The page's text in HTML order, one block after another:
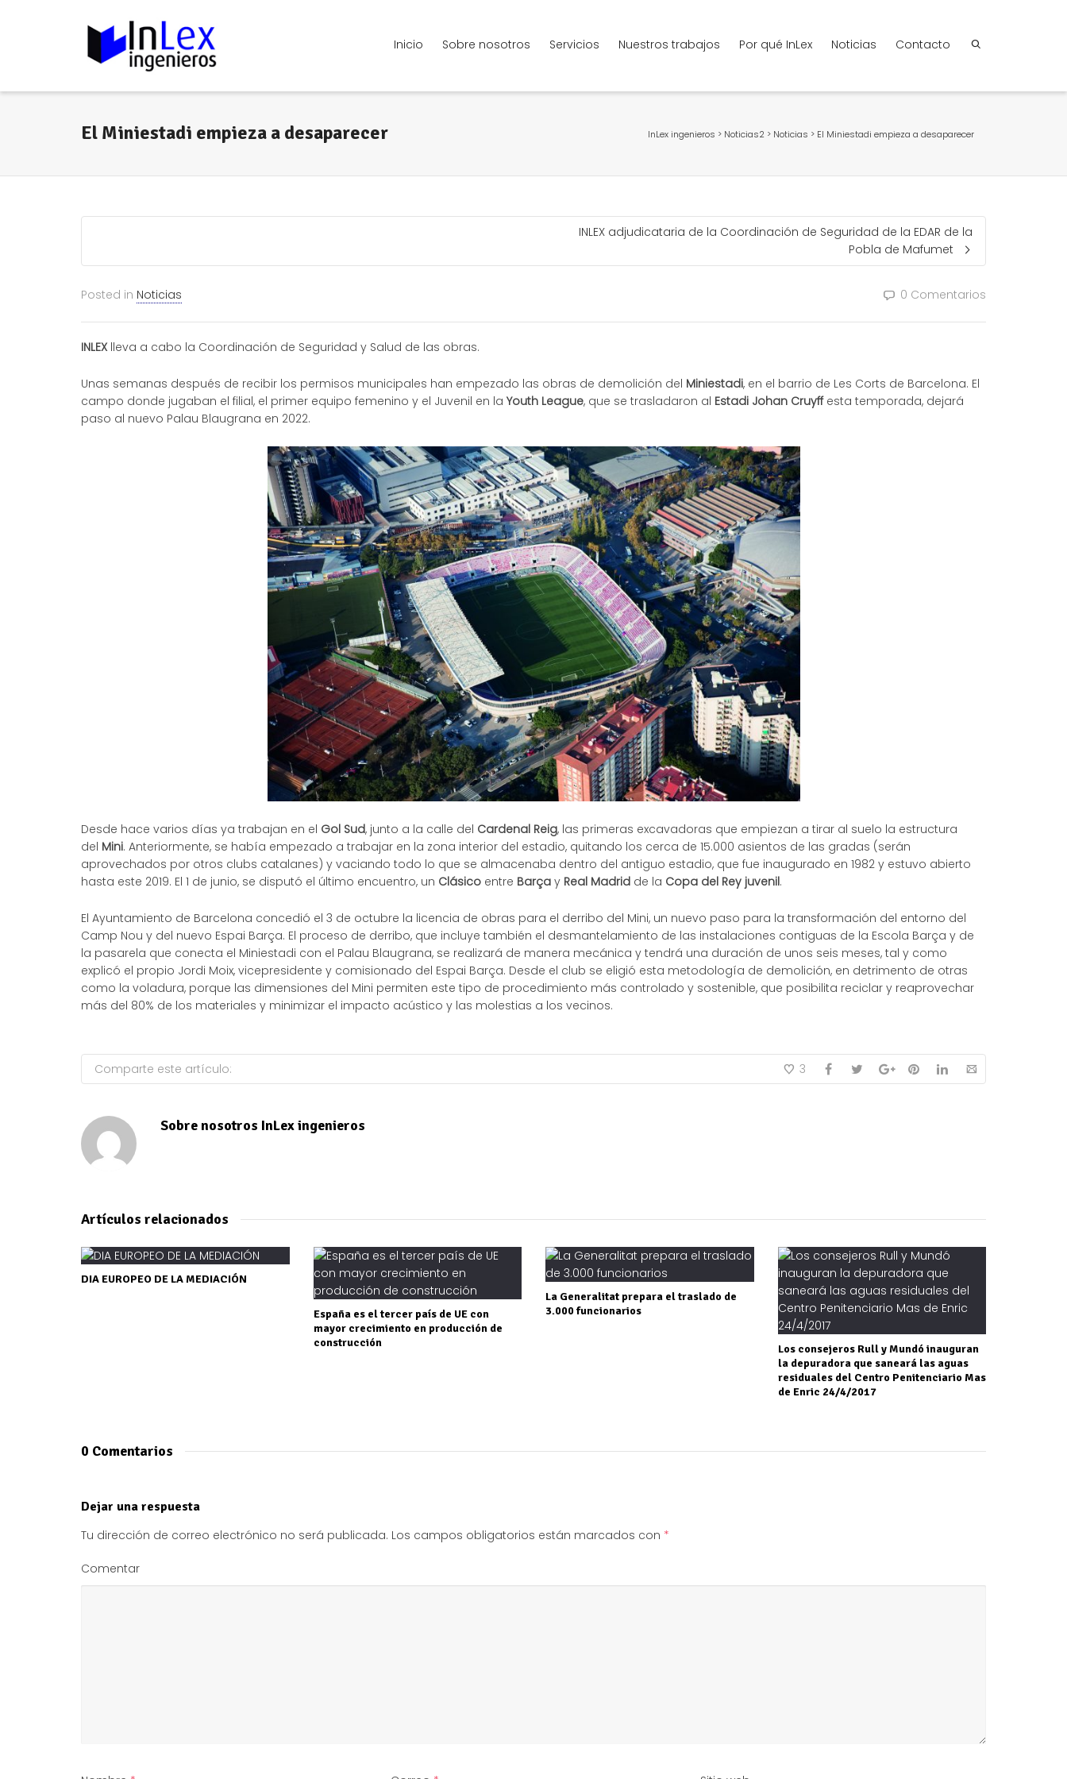
Inicio Sobre nosotros Servicios Nuestros trabajos Por qué InLex Noticias Contacto
El Miniestadi empieza a desaparecer InLex ingenieros > Noticias2 > Noticias > El Miniestadi empieza a desaparecer
INLEX adjudicataria de la Coordinación de Seguridad de la EDAR de la
Pobla de Mafumet
Posted in Noticias 0 Comentarios
INLEX lleva a cabo la Coordinación de Seguridad y Salud de las obras.
Unas semanas después de recibir los permisos municipales han empezado las obras de demolición del Miniestadi, en el barrio de Les Corts de Barcelona. El
campo donde jugaban el filial, el primer equipo femenino y el Juvenil en la Youth League, que se trasladaron al Estadi Johan Cruyffesta temporada, dejará
paso al nuevo Palau Blaugrana en 2022.
Desde hace varios días ya trabajan en el Gol Sud, junto a la calle del Cardenal Reig, las primeras excavadoras que empiezan a tirar al suelo la estructura
del Mini. Anteriormente, se había empezado a trabajar en la zona interior del estadio, quitando los cerca de 15.000 asientos de las gradas (serán
aprovechados por otros clubs catalanes) y vaciando todo lo que se almacenaba dentro del antiguo estadio, que fue inaugurado en 1982 y estuvo abierto
hasta este 2019. El 1 de junio, se disputó el último encuentro, un Clásico entre Barça y Real Madrid de la Copa del Rey juvenil.
El Ayuntamiento de Barcelona concedió el 3 de octubre la licencia de obras para el derribo del Mini, un nuevo paso para la transformación del entorno del
Camp Nou y del nuevo Espai Barça. El proceso de derribo, que incluye también el desmantelamiento de las instalaciones contiguas de la Escola Barça y de
la pasarela que conecta el Miniestadi con el Palau Blaugrana, se realizará de manera mecánica y tendrá una duración de unos seis meses, tal y como
explicó el propio Jordi Moix, vicepresidente y comisionado del Espai Barça. Desde el club se eligió esta metodología de demolición, en detrimento de otras
como la voladura, porque las dimensiones del Mini permiten este tipo de procedimiento más controlado y sostenible, que posibilita reciclar y reaprovechar
más del 80% de los materiales y minimizar el impacto acústico y las molestias a los vecinos.
Comparte este artículo: 3
Sobre nosotros InLex ingenieros
Artículos relacionados
DIA EUROPEO DE LA MEDIACIÓN
España es el tercer país de UE con
mayor crecimiento en producción de
construcción
La Generalitat prepara el traslado de
3.000 funcionarios
Los consejeros Rull y Mundó inauguran
la depuradora que saneará las aguas
residuales del Centro Penitenciario Mas
de Enric 24/4/2017
0 Comentarios
Dejar una respuesta
Tu dirección de correo electrónico no será publicada. Los campos obligatorios están marcados con *
Comentar